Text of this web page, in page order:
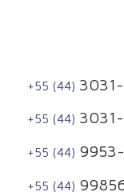
+55 (44)
+55 (44)
+55 (44)
+55 (44)